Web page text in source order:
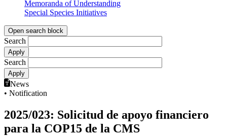
Memoranda of Understanding
Special Species Initiatives
Open search block
Search
Search
News
• Notification
2025/023: Solicitud de apoyo financiero
para la COP15 de la CMS